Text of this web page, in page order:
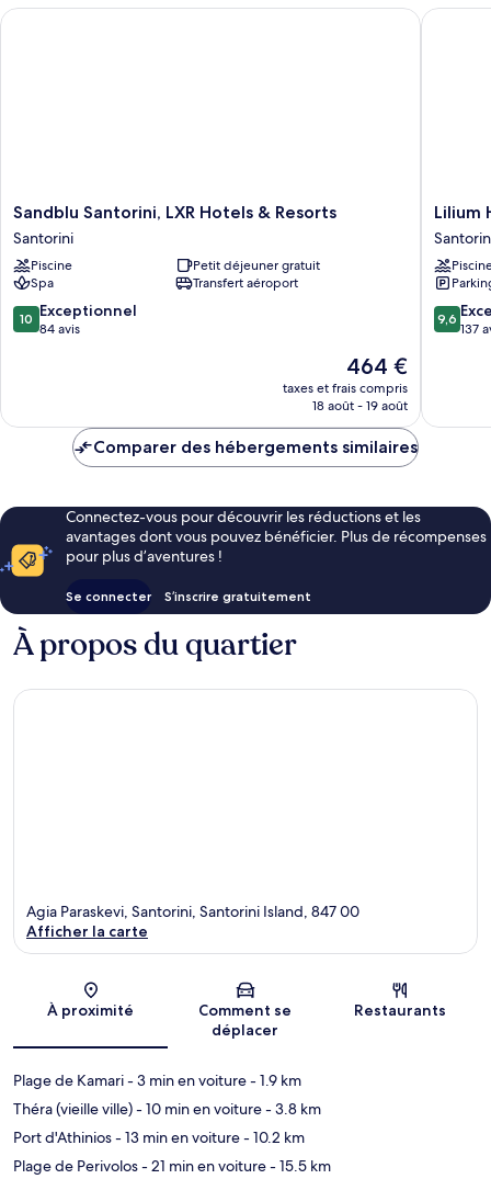
Chambre
Sandblu
Santorini,
LXR
Hotels
&
Resorts
Santorini
Sandblu Santorini, LXR Hotels & Resorts
Santorini
Piscine
Petit déjeuner gratuit
Spa
Transfert aéroport
10.0
sur
10 Exceptionnel
84 avis
Le
nouveau
prix
de
464 €
taxes et frais compris
18 août - 19 août
Sandblu Santorini, LXR Hotels & Resorts
Lilium
Homes
Lilium
9.6
sur
9,6
137
Lilium
Comparer des hébergements similaires
Connectez-vous pour découvrir les réductions et les
avantages dont vous pouvez bénéficier. Plus de récompenses
pour plus d’aventures !
Se connecter S’inscrire gratuitement
À propos du quartier
Carte
Agia Paraskevi, Santorini, Santorini Island, 847 00
Afficher la carte
À proximité
Comment se
déplacer
Restaurants
Plage de Kamari- 3 min en voiture- 1.9 km
Théra (vieille ville)- 10 min en voiture- 3.8 km
Port d'Athinios- 13 min en voiture- 10.2 km
Plage de Perivolos- 21 min en voiture- 15.5 km